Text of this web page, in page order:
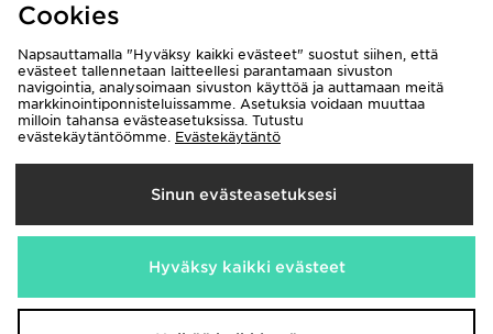
Löydä myymälä
Kumppanuusohjelma
JD Blog
Toimitetaan
Suomi
Me hyväksymme seuraavat maksutavat
Cookies
Napsauttamalla "Hyväksy kaikki evästeet" suostut siihen, että
evästeet tallennetaan laitteellesi parantamaan sivuston
navigointia, analysoimaan sivuston käyttöä ja auttamaan meitä
markkinointiponnisteluissamme. Asetuksia voidaan muuttaa
milloin tahansa evästeasetuksissa. Tutustu
evästekäytäntöömme. Evästekäytäntö
Sinun evästeasetuksesi
Hyväksy kaikki evästeet